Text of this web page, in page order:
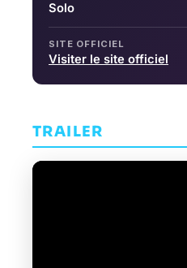
Solo
SITE OFFICIEL
Visiter le site officiel
TRAILER